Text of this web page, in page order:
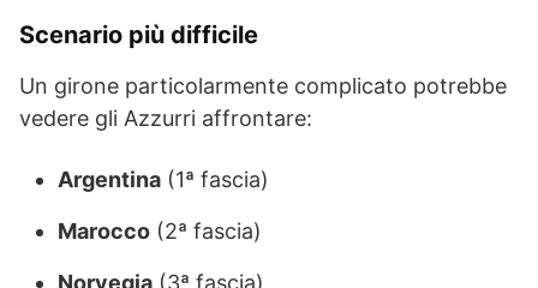
Scenario più difficile
Un girone particolarmente complicato potrebbe
vedere gli Azzurri affrontare:
Argentina (1ª fascia)
Marocco (2ª fascia)
Norvegia (3ª fascia)